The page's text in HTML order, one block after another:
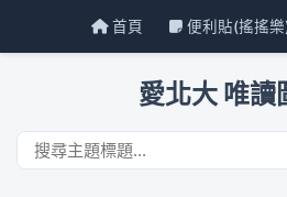
首頁 便利貼(搖搖樂
愛北大 唯讀